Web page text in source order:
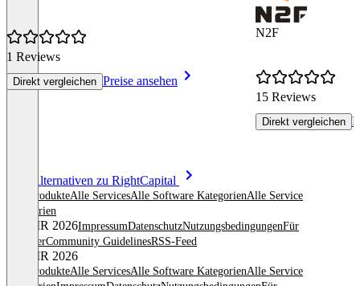
1 Reviews
Direkt vergleichen Preise ansehen
N2F
15 Reviews
Direkt vergleichen
Alle Alternativen zu RightCapital
Alle ProdukteAlle ServicesAlle Software KategorienAlle Service
Kategorien
© OMR 2026ImpressumDatenschutzNutzungsbedingungenFür
AnbieterCommunity GuidelinesRSS-Feed
© OMR 2026
Alle ProdukteAlle ServicesAlle Software KategorienAlle Service